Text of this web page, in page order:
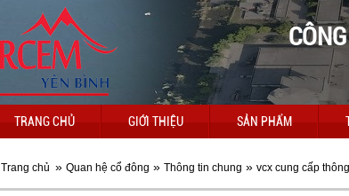
TRANG CHỦ GIỚI THIỆU SẢN PHẨM
Trang chủ » Quan hệ cổ đông » Thông tin chung » vcx cung cấp